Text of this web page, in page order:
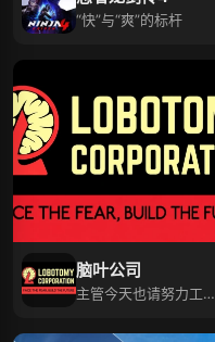
“快”与“爽”的标杆
脑叶公司
主管今天也请努力工作